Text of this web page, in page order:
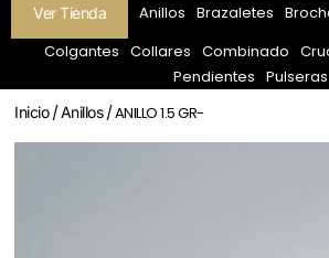
Ver Tienda Anillos Brazaletes
Colgantes Collares Combinado
Pendientes Pulseras
Inicio/Anillos/ ANILLO 1.5 GR-